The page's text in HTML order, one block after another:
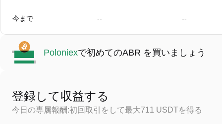
今まで -- --
Poloniexで初めてのABR を買いましょう
登録して収益する
今日の専属報酬:初回取引をして最大711 USDTを得る